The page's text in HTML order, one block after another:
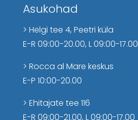
Asukohad
> Helgi tee 4, Peetri küla
E-R 09:00-20.00, L 09:00-17.00
> Rocca al Mare keskus
E-P 10:00-20.00
> Ehitajate tee 116
E-R 09:00-21.00, L 09:00-17.00